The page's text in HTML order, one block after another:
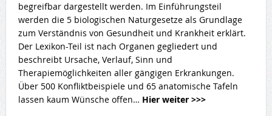
begreifbar dargestellt werden. Im Einführungsteil
werden die 5 biologischen Naturgesetze als Grundlage
zum Verständnis von Gesundheit und Krankheit erklärt.
Der Lexikon-Teil ist nach Organen gegliedert und
beschreibt Ursache, Verlauf, Sinn und
Therapiemöglichkeiten aller gängigen Erkrankungen.
Über 500 Konfliktbeispiele und 65 anatomische Tafeln
lassen kaum Wünsche offen… Hier weiter >>>